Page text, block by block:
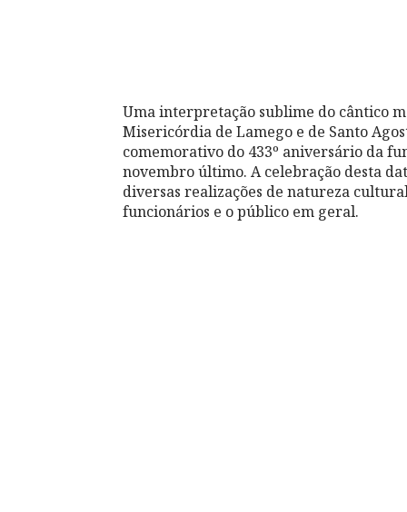
Uma interpretação sublime do cântico
Misericórdia de Lamego e de Santo
comemorativo do 433º aniversário da
novembro último. A celebração desta
diversas realizações de natureza
funcionários e o público em geral.